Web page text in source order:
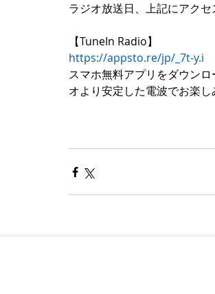
ラジオ放送日、上記にアク
【TuneIn Radio】
https://appsto.re/jp/_7t-y.i
スマホ無料アプリをダウン
オより安定した電波でお楽し